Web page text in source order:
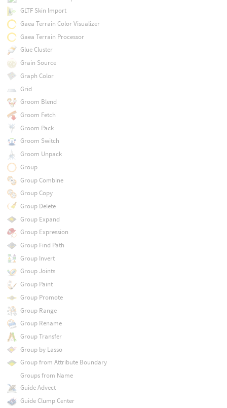
GLTF Skin Import
Gaea Terrain Color Visualizer
Gaea Terrain Processor
Glue Cluster
Grain Source
Graph Color
Grid
Groom Blend
Groom Fetch
Groom Pack
Groom Switch
Groom Unpack
Group
Group Combine
Group Copy
Group Delete
Group Expand
Group Expression
Group Find Path
Group Invert
Group Joints
Group Paint
Group Promote
Group Range
Group Rename
Group Transfer
Group by Lasso
Group from Attribute Boundary
Groups from Name
Guide Advect
Guide Clump Center